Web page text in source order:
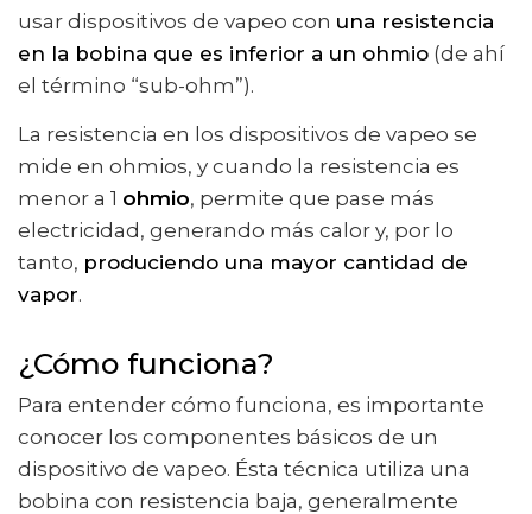
usar dispositivos de vapeo con una resistencia
en la bobina que es inferior a un ohmio (de ahí
el término “sub-ohm”).
La resistencia en los dispositivos de vapeo se
mide en ohmios, y cuando la resistencia es
menor a 1 ohmio, permite que pase más
electricidad, generando más calor y, por lo
tanto, produciendo una mayor cantidad de
vapor.
¿Cómo funciona?
Para entender cómo funciona, es importante
conocer los componentes básicos de un
dispositivo de vapeo. Ésta técnica utiliza una
bobina con resistencia baja, generalmente